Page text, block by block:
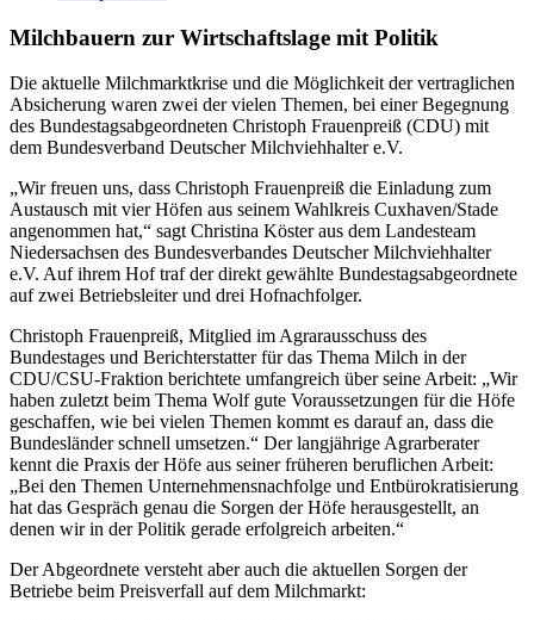
Milchbauern zur Wirtschaftslage mit Politik
Die aktuelle Milchmarktkrise und die Möglichkeit der vertraglichen
Absicherung waren zwei der vielen Themen, bei einer Begegnung
des Bundestagsabgeordneten Christoph Frauenpreiß (CDU) mit
dem Bundesverband Deutscher Milchviehhalter e.V.
„Wir freuen uns, dass Christoph Frauenpreiß die Einladung zum
Austausch mit vier Höfen aus seinem Wahlkreis Cuxhaven/Stade
angenommen hat,“ sagt Christina Köster aus dem Landesteam
Niedersachsen des Bundesverbandes Deutscher Milchviehhalter
e.V. Auf ihrem Hof traf der direkt gewählte Bundestagsabgeordnete
auf zwei Betriebsleiter und drei Hofnachfolger.
Christoph Frauenpreiß, Mitglied im Agrarausschuss des
Bundestages und Berichterstatter für das Thema Milch in der
CDU/CSU-Fraktion berichtete umfangreich über seine Arbeit: „Wir
haben zuletzt beim Thema Wolf gute Voraussetzungen für die Höfe
geschaffen, wie bei vielen Themen kommt es darauf an, dass die
Bundesländer schnell umsetzen.“ Der langjährige Agrarberater
kennt die Praxis der Höfe aus seiner früheren beruflichen Arbeit:
„Bei den Themen Unternehmensnachfolge und Entbürokratisierung
hat das Gespräch genau die Sorgen der Höfe herausgestellt, an
denen wir in der Politik gerade erfolgreich arbeiten.“
Der Abgeordnete versteht aber auch die aktuellen Sorgen der
Betriebe beim Preisverfall auf dem Milchmarkt: